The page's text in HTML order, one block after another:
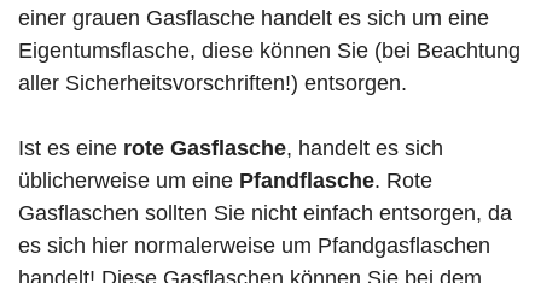
einer grauen Gasflasche handelt es sich um eine
Eigentumsflasche, diese können Sie (bei Beachtung
aller Sicherheitsvorschriften!) entsorgen.
Ist es eine rote Gasflasche, handelt es sich
üblicherweise um eine Pfandflasche. Rote
Gasflaschen sollten Sie nicht einfach entsorgen, da
es sich hier normalerweise um Pfandgasflaschen